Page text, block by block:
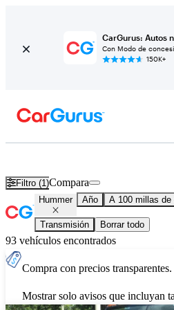
CarGurus: Autos
Con Modo de
150K+
Filtro (1)Compara
Hummer Año A 100 millas de
Transmisión Borrar todo
93 vehículos encontrados
Compra con precios transparentes.
Mostrar solo avisos que incluyan